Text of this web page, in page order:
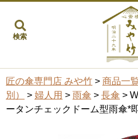
検索
匠の傘専門店 みや竹 > 商品一
別）
> 婦人用 > 雨傘 > 長傘 >
ータンチェックドーム型雨傘*